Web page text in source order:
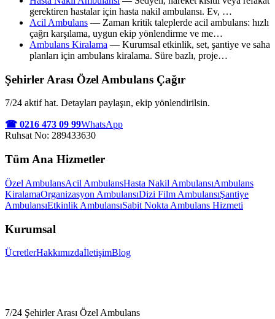
gerektiren hastalar için hasta nakil ambulansı. Ev, …
Acil Ambulans — Zaman kritik taleplerde acil ambulans: hızlı
çağrı karşılama, uygun ekip yönlendirme ve me…
Ambulans Kiralama — Kurumsal etkinlik, set, şantiye ve saha
planları için ambulans kiralama. Süre bazlı, proje…
Şehirler Arası Özel Ambulans Çağır
7/24 aktif hat. Detayları paylaşın, ekip yönlendirilsin.
☎ 0216 473 09 99WhatsApp
Ruhsat No: 289433630
Tüm Ana Hizmetler
Özel AmbulansAcil AmbulansHasta Nakil AmbulansıAmbulans
KiralamaOrganizasyon AmbulansıDizi Film AmbulansıŞantiye
AmbulansıEtkinlik AmbulansıSabit Nokta Ambulans Hizmeti
Kurumsal
ÜcretlerHakkımızdaİletişimBlog
7/24 Şehirler Arası Özel Ambulans